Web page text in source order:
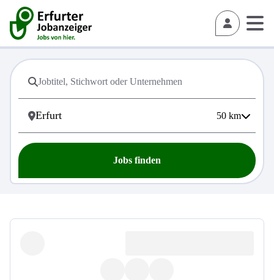
50 km
Jobs finden